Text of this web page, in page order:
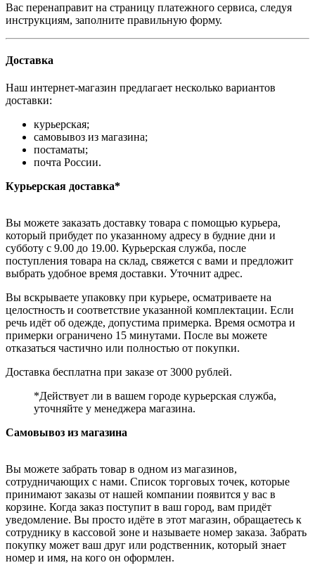
Вас перенаправит на страницу платежного сервиса, следуя
инструкциям, заполните правильную форму.
Доставка
Наш интернет-магазин предлагает несколько вариантов
доставки:
курьерская;
самовывоз из магазина;
постаматы;
почта России.
Курьерская доставка*
Вы можете заказать доставку товара с помощью курьера,
который прибудет по указанному адресу в будние дни и
субботу с 9.00 до 19.00. Курьерская служба, после
поступления товара на склад, свяжется с вами и предложит
выбрать удобное время доставки. Уточнит адрес.
Вы вскрываете упаковку при курьере, осматриваете на
целостность и соответствие указанной комплектации. Если
речь идёт об одежде, допустима примерка. Время осмотра и
примерки ограничено 15 минутами. После вы можете
отказаться частично или полностью от покупки.
Доставка бесплатна при заказе от 3000 рублей.
*Действует ли в вашем городе курьерская служба,
уточняйте у менеджера магазина.
Самовывоз из магазина
Вы можете забрать товар в одном из магазинов,
сотрудничающих с нами. Список торговых точек, которые
принимают заказы от нашей компании появится у вас в
корзине. Когда заказ поступит в ваш город, вам придёт
уведомление. Вы просто идёте в этот магазин, обращаетесь к
сотруднику в кассовой зоне и называете номер заказа. Забрать
покупку может ваш друг или родственник, который знает
номер и имя, на кого он оформлен.